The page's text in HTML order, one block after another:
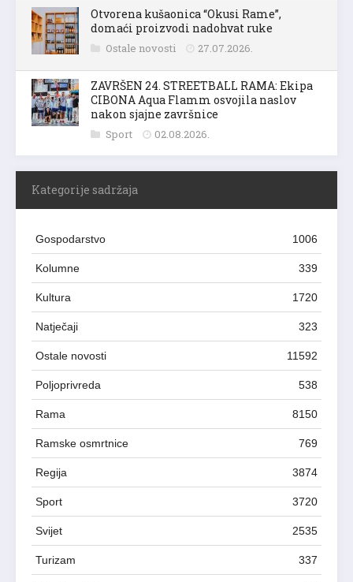
Otvorena kušaonica “Okusi Rame”,
domaći proizvodi nadohvat ruke
Ostale novosti 27.07.2026.
ZAVRŠEN 24. STREETBALL RAMA: Ekipa
CIBONA Aqua Flamm osvojila naslov
nakon sjajne završnice
Sport 02.08.2026.
Kategorije sadržaja
Gospodarstvo 1006
Kolumne 339
Kultura 1720
Natječaji 323
Ostale novosti 11592
Poljoprivreda 538
Rama 8150
Ramske osmrtnice 769
Regija 3874
Sport 3720
Svijet 2535
Turizam 337